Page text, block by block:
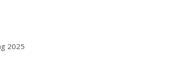
2025